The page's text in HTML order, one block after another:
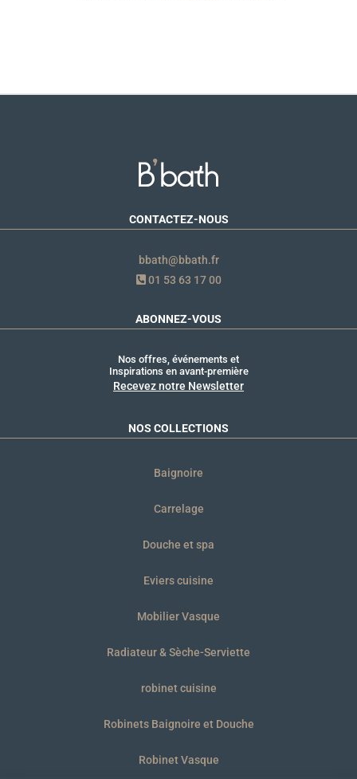
CONTACTEZ-NOUS
bbath@bbath.fr
01 53 63 17 00
ABONNEZ-VOUS
Nos offres, événements et
Inspirations en avant-première
Recevez notre Newsletter
NOS COLLECTIONS
Baignoire
Carrelage
Douche et spa
Eviers cuisine
Mobilier Vasque
Radiateur & Sèche-Serviette
robinet cuisine
Robinets Baignoire et Douche
Robinet Vasque